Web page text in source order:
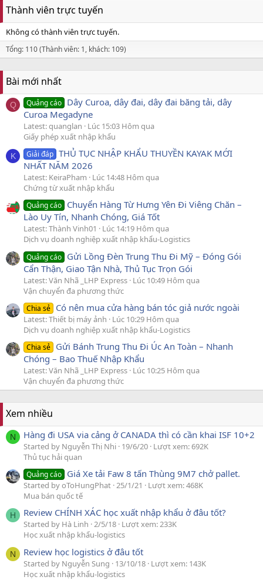
Thành viên trực tuyến
Không có thành viên trực tuyến.
Tổng: 110 (Thành viên: 1, khách: 109)
Bài mới nhất
Q Quảng cáo Dây Curoa, dây đai, dây đai băng tải, dây
Curoa Megadyne
Latest: quanglan
Lúc 15:03 Hôm qua
Giấy phép xuất nhập khẩu
K Giải đáp THỦ TỤC NHẬP KHẨU THUYỀN KAYAK MỚI
NHẤT NĂM 2026
Latest: KeiraPham
Lúc 14:48 Hôm qua
Chứng từ xuất nhập khẩu
Quảng cáo Chuyển Hàng Từ Hưng Yên Đi Viêng Chăn –
Lào Uy Tín, Nhanh Chóng, Giá Tốt
Latest: Thành Vinh01
Lúc 14:19 Hôm qua
Dịch vụ doanh nghiệp xuất nhập khẩu-Logistics
Quảng cáo Gửi Lồng Đèn Trung Thu Đi Mỹ – Đóng Gói
Cẩn Thận, Giao Tận Nhà, Thủ Tục Trọn Gói
Latest: Văn Nhã _LHP Express Lúc 10:49 Hôm qua
Vận chuyển đa phương thức
Chia sẻ Có nên mua cửa hàng bán tóc giả nước ngoài
Latest: Thiết bị máy ảnh
Lúc 10:29 Hôm qua
Dịch vụ doanh nghiệp xuất nhập khẩu-Logistics
Chia sẻ Gửi Bánh Trung Thu Đi Úc An Toàn – Nhanh
Chóng – Bao Thuế Nhập Khẩu
Latest: Văn Nhã _LHP Express Lúc 10:25 Hôm qua
Vận chuyển đa phương thức
Xem nhiều
N Hàng đi USA via cảng ở CANADA thì có cần khai ISF 10+2
Started by Nguyễn Thị Nhi 19/6/20 Lượt xem: 692K
Thủ tục hải quan
Quảng cáo Giá Xe tải Faw 8 tấn Thùng 9M7 chở pallet.
Started by oToHungPhat 25/1/21
Lượt xem: 468K
Mua bán quốc tế
H Review CHÍNH XÁC học xuất nhập khẩu ở đâu tốt?
Started by Hà Linh 2/5/18 Lượt xem: 233K
Học xuất nhập khẩu-logistics
N Review học logistics ở đâu tốt
Started by Nguyễn Sung 13/10/18 Lượt xem: 143K
Học xuất nhập khẩu-logistics